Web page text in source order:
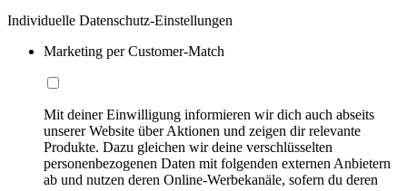
Individuelle Datenschutz-Einstellungen
Marketing per Customer-Match
Mit deiner Einwilligung informieren wir dich auch abseits
unserer Website über Aktionen und zeigen dir relevante
Produkte. Dazu gleichen wir deine verschlüsselten
personenbezogenen Daten mit folgenden externen Anbietern
ab und nutzen deren Online-Werbekanäle, sofern du deren